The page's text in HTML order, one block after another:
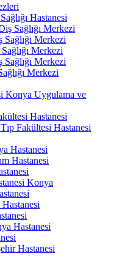
Hastanesi
Sağlığı Merkezi
Merkezi
Merkezi
Merkezi
Merkezi
Konya Uygulama ve
Hastanesi
Fakültesi Hastanesi
Hastanesi
Hastanesi
Konya
Hastanesi
Hastanesi